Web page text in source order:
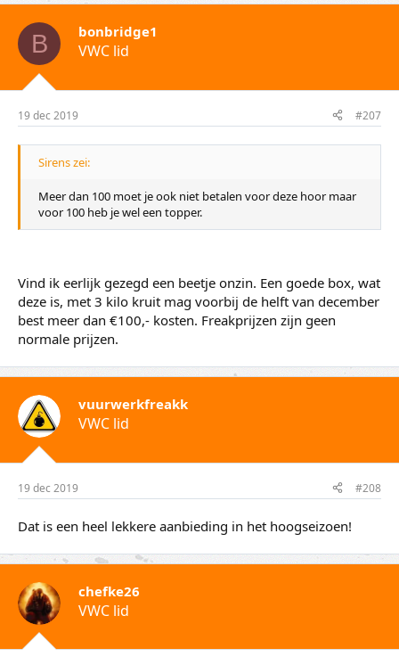
B bonbridge1
VWC lid
19 dec 2019 #207
Sirens zei:
Meer dan 100 moet je ook niet betalen voor deze hoor maar
voor 100 heb je wel een topper.
Vind ik eerlijk gezegd een beetje onzin. Een goede box, wat
deze is, met 3 kilo kruit mag voorbij de helft van december
best meer dan €100,- kosten. Freakprijzen zijn geen
normale prijzen.
vuurwerkfreakk
VWC lid
19 dec 2019 #208
Dat is een heel lekkere aanbieding in het hoogseizoen!
chefke26
VWC lid